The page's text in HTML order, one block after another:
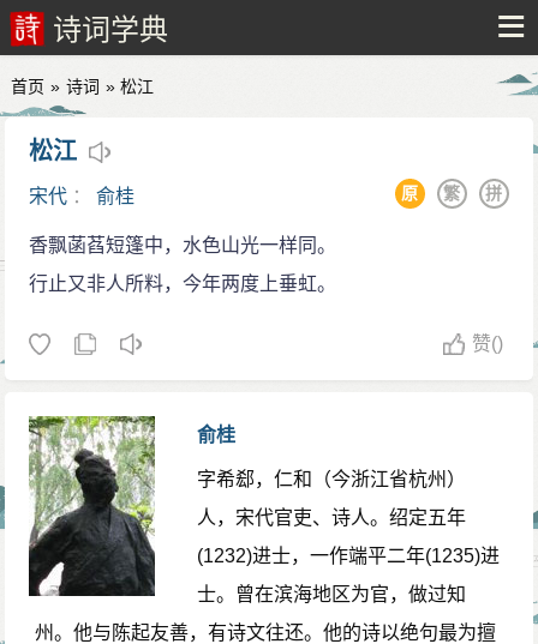
诗词学典
首页 » 诗词 » 松江
松江
宋代 ：俞桂 拼
繁
原
香飘菡萏短篷中，水色山光一样同。
行止又非人所料，今年两度上垂虹。
赞()
俞桂
字希郄，仁和（今浙江省杭州）
人，宋代官吏、诗人。绍定五年
(1232)进士，一作端平二年(1235)进
士。曾在滨海地区为官，做过知
州。他与陈起友善，有诗文往还。他的诗以绝句最为擅